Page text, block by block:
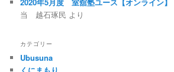
当 越石琢民 より
カテゴリー
Ubusuna